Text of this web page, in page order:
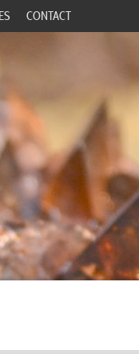
CONTACT